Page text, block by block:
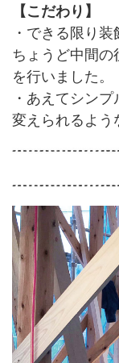
【こだわり】
・できる限り
ちょうど中間の
を行いました。
・あえてシン
変えられるよう